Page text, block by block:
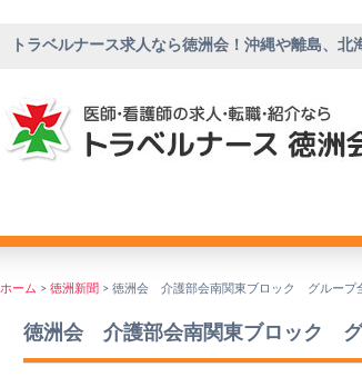
トラベルナース求人なら徳洲会！沖縄や離島、
ホーム > 徳洲新聞 > 徳洲会 介護部会南関東ブロック グループ
徳洲会 介護部会南関東ブロック